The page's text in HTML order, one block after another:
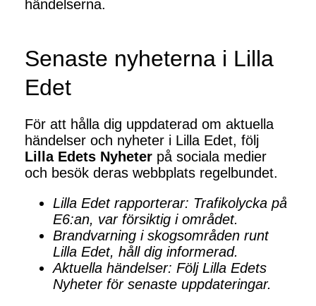
händelserna.
Senaste nyheterna i Lilla
Edet
För att hålla dig uppdaterad om aktuella
händelser och nyheter i Lilla Edet, följ
Lilla Edets Nyheter på sociala medier
och besök deras webbplats regelbundet.
Lilla Edet rapporterar: Trafikolycka på
E6:an, var försiktig i området.
Brandvarning i skogsområden runt
Lilla Edet, håll dig informerad.
Aktuella händelser: Följ Lilla Edets
Nyheter för senaste uppdateringar.